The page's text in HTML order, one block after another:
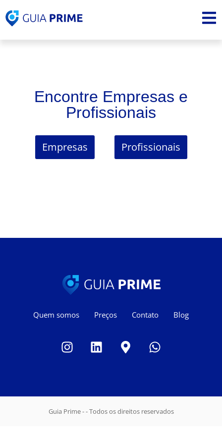
Encontre Empresas e
Profissionais
Empresas Profissionais
Quem somos Preços Contato Blog
Guia Prime - - Todos os direitos reservados